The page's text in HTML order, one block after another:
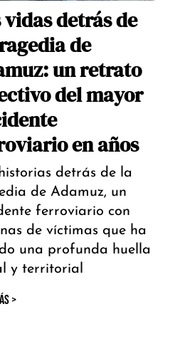
vidas detrás de
de
un retrato
del mayor
en años
detrás de la
de Adamuz, un
ferroviario con
de víctimas que ha
una profunda huella
y territorial
>